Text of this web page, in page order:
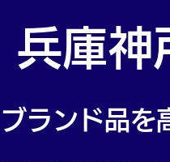
兵庫神
ブランド品を